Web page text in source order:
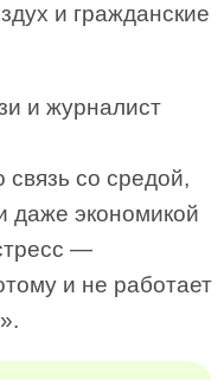
и гражданские
и журналист
со средой,
даже экономикой
—
и не работает